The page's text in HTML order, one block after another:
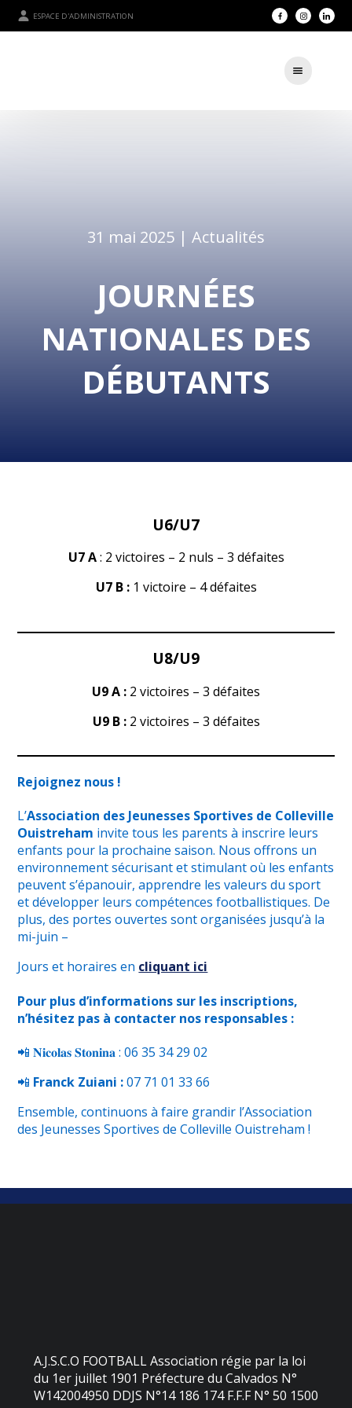
ESPACE D'ADMINISTRATION
31 mai 2025 | Actualités
JOURNÉES
NATIONALES DES
DÉBUTANTS
U6/U7
U7 A: 2 victoires – 2 nuls – 3 défaites
U7 B :1 victoire – 4 défaites
U8/U9
U9 A : 2 victoires – 3 défaites
U9 B :2 victoires – 3 défaites
Rejoignez nous !
L’Association des Jeunesses Sportives de Colleville
Ouistreham invite tous les parents à inscrire leurs
enfants pour la prochaine saison. Nous offrons un
environnement sécurisant et stimulant où les enfants
peuvent s’épanouir, apprendre les valeurs du sport
et développer leurs compétences footballistiques. De
plus, des portes ouvertes sont organisées jusqu’à la
mi-juin –
Jours et horaires en cliquant ici
Pour plus d’informations sur les inscriptions,
n’hésitez pas à contacter nos responsables :
📲 𝐍𝐢𝐜𝐨𝐥𝐚𝐬 𝐒𝐭𝐨𝐧𝐢𝐧𝐚 : 06 35 34 29 02
📲 Franck Zuiani :‪07 71 01 33 66
Ensemble, continuons à faire grandir l’Association
des Jeunesses Sportives de Colleville Ouistreham !
A.J.S.C.O FOOTBALL Association régie par la loi
du 1er juillet 1901 Préfecture du Calvados N°
W142004950 DDJS N°14 186 174 F.F.F N° 50 1500